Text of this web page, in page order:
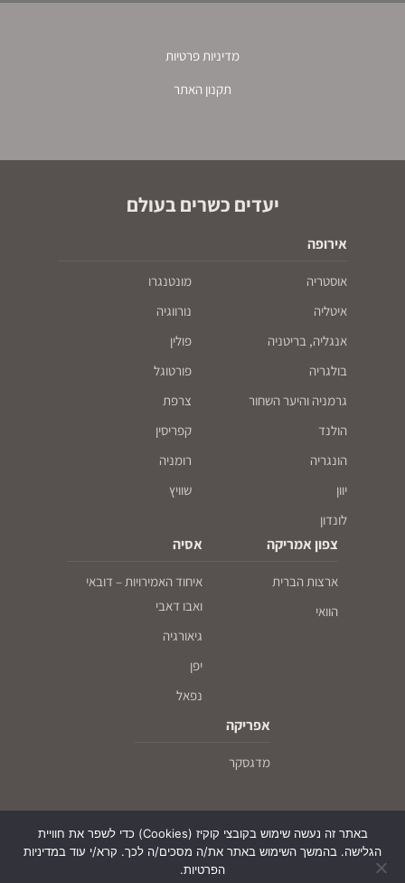
מדיניות פרטיות
תקנון האתר
יעדים כשרים בעולם
אירופה
אוסטריה
איטליה
אנגליה, בריטניה
בולגריה
גרמניה והיער השחור
הולנד
הונגריה
יוון
לונדון
מונטנגרו
נורווגיה
פולין
פורטוגל
צרפת
קפריסין
רומניה
שוויץ
צפון אמריקה
ארצות הברית
הוואי
אסיה
איחוד האמירויות – דובאי
ואבו דאבי
גיאורגיה
יפן
נפאל
אפריקה
מדגסקר
© עם כיפה על המפה - חו"ל לדתיים ושומרי כשרות, כל הזכויות שמורות, 2026
באתר זה נעשה שימוש בקובצי קוקיז (Cookies) כדי לשפר את חוויית
הגלישה. בהמשך השימוש באתר את/ה מסכים/ה לכך. קרא/י עוד במדיניות
הפרטיות.